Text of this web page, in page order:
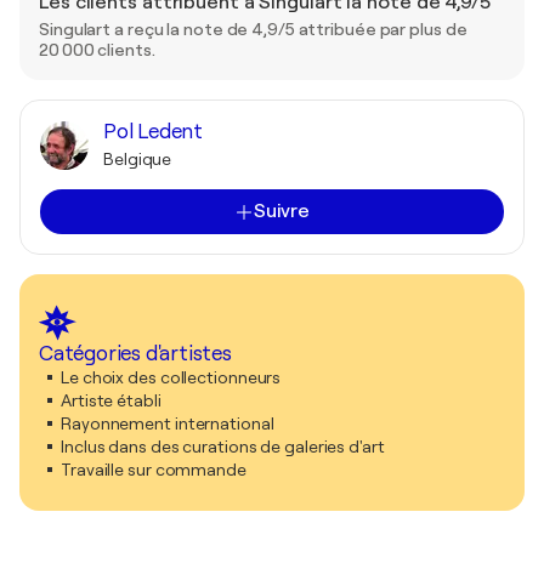
Singulart a reçu la note de 4,9/5 attribuée par plus de
20 000 clients.
Pol Ledent
Belgique
Suivre
Catégories d'artistes
Le choix des collectionneurs
Artiste établi
Rayonnement international
Inclus dans des curations de galeries d'art
Travaille sur commande